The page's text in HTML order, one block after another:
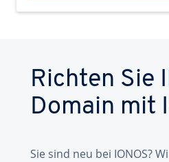
Richten Sie
Domain mit
Sie sind neu bei IONOS?